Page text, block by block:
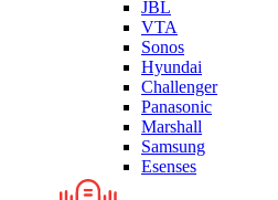
JBL
VTA
Sonos
Hyundai
Challenger
Panasonic
Marshall
Samsung
Esenses